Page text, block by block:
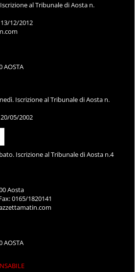
al Tribunale di Aosta n.
12/2012
AOSTA
Iscrizione al Tribunale di Aosta n.
05/2002
Iscrizione al Tribunale di Aosta n.4
Aosta
0165/1820141
AOSTA